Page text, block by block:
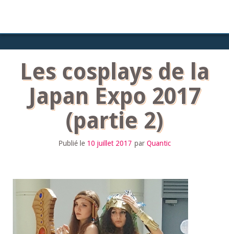
Les cosplays de la
Japan Expo 2017
(partie 2)
Publié le 10 juillet 2017 par Quantic